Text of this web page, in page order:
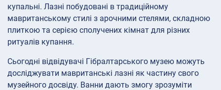
купальні. Лазні побудовані в традиційному
мавританському стилі з арочними стелями, складною
плиткою та серією сполучених кімнат для різних
ритуалів купання.
Сьогодні відвідувачі Гібралтарського музею можуть
досліджувати мавританські лазні як частину свого
музейного досвіду. Ванни дають змогу зрозуміти